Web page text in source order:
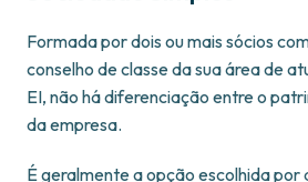
Formada por dois ou mais sócios
conselho de classe da sua área de
EI, não há diferenciação entre o
da empresa.
É geralmente a opção escolhida por